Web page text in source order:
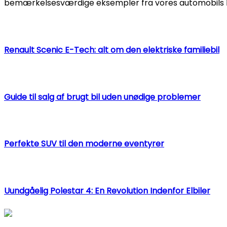
bemærkelsesværdige eksempler fra vores automobils
Renault Scenic E-Tech: alt om den elektriske familiebil
Guide til salg af brugt bil uden unødige problemer
Perfekte SUV til den moderne eventyrer
Uundgåelig Polestar 4: En Revolution Indenfor Elbiler